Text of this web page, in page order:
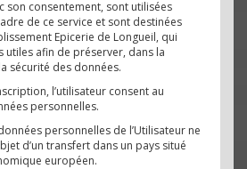
son consentement, sont utilisées
de ce service et sont destinées
Epicerie de Longueil, qui
utiles afin de préserver, dans la
sécurité des données.
l’utilisateur consent au
personnelles.
personnelles de l’Utilisateur ne
d’un transfert dans un pays situé
européen.